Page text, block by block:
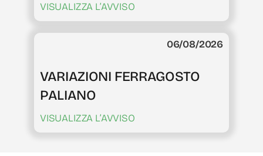
VISUALIZZA L’AVVISO
06/08/2026
VARIAZIONI FERRAGOSTO
PALIANO
VISUALIZZA L’AVVISO